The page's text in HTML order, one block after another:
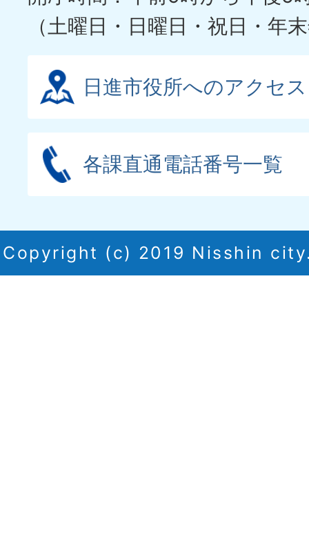
（土曜日・日曜日・祝日・年
日進市役所へのアクセス
各課直通電話番号一覧
Copyright (c) 2019 Nisshin